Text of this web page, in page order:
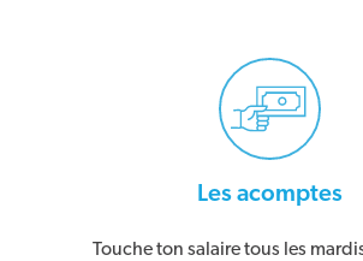
Les acomptes
Touche ton salaire tous les